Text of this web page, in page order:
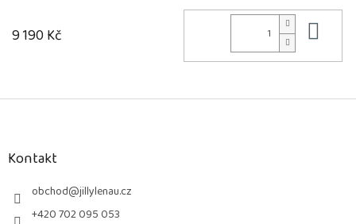
9 190 Kč
Z
Kontakt
obchod@jillylenau.cz
+420 702 095 053